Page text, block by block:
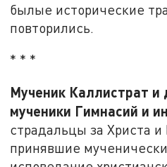
былые исторические
повторились.
* * *
Мученик Каллистрат и
мученики Гимнасий и
страдальцы за Христа и
принявшие